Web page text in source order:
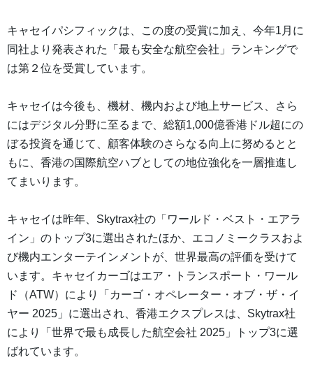
キャセイパシフィックは、この度の受賞に加え、今年1月に
同社より発表された「最も安全な航空会社」ランキングで
は第２位を受賞しています。
キャセイは今後も、機材、機内および地上サービス、さら
にはデジタル分野に至るまで、総額1,000億香港ドル超にの
ぼる投資を通じて、顧客体験のさらなる向上に努めるとと
もに、香港の国際航空ハブとしての地位強化を一層推進し
てまいります。
キャセイは昨年、Skytrax社の「ワールド・ベスト・エアラ
イン」のトップ3に選出されたほか、エコノミークラスおよ
び機内エンターテインメントが、世界最高の評価を受けて
います。キャセイカーゴはエア・トランスポート・ワール
ド（ATW）により「カーゴ・オペレーター・オブ・ザ・イ
ヤー 2025」に選出され、香港エクスプレスは、Skytrax社
により「世界で最も成長した航空会社 2025」トップ3に選
ばれています。